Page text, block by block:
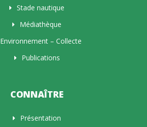
Stade nautique
Médiathèque
Environnement – Collecte
Publications
CONNAÎTRE
Présentation